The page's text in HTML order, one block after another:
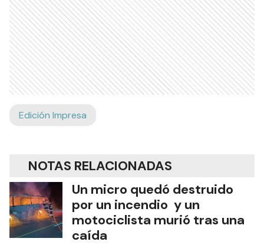
Edición Impresa
NOTAS RELACIONADAS
Un micro quedó destruido
por un incendio y un
motociclista murió tras una
caída